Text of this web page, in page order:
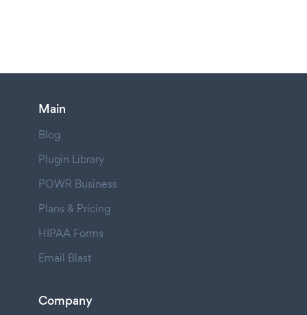
Main
Blog
Plugin Library
POWR Business
Plans & Pricing
HIPAA Forms
Email Blast
Company